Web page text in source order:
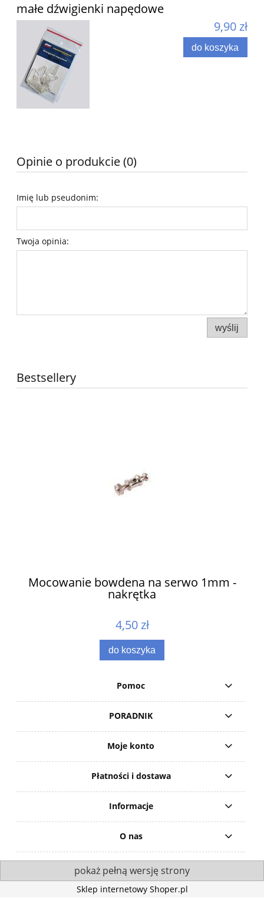
małe dźwigienki napędowe
9,90 zł
do koszyka
Opinie o produkcie (0)
Imię lub pseudonim:
Twoja opinia:
wyślij
Bestsellery
Mocowanie bowdena na serwo 1mm -
nakrętka
4,50 zł
do koszyka
Pomoc
PORADNIK
Moje konto
Płatności i dostawa
Informacje
O nas
pokaż pełną wersję strony
Sklep internetowy Shoper.pl